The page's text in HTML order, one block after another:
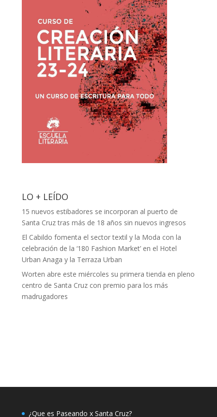
LO + LEÍDO
15 nuevos estibadores se incorporan al puerto de
Santa Cruz tras más de 18 años sin nuevos ingresos
El Cabildo fomenta el sector textil y la Moda con la
celebración de la ‘180 Fashion Market’ en el Hotel
Urban Anaga y la Terraza Urban
Worten abre este miércoles su primera tienda en pleno
centro de Santa Cruz con premio para los más
madrugadores
¿Que es Paseando x Santa Cruz?